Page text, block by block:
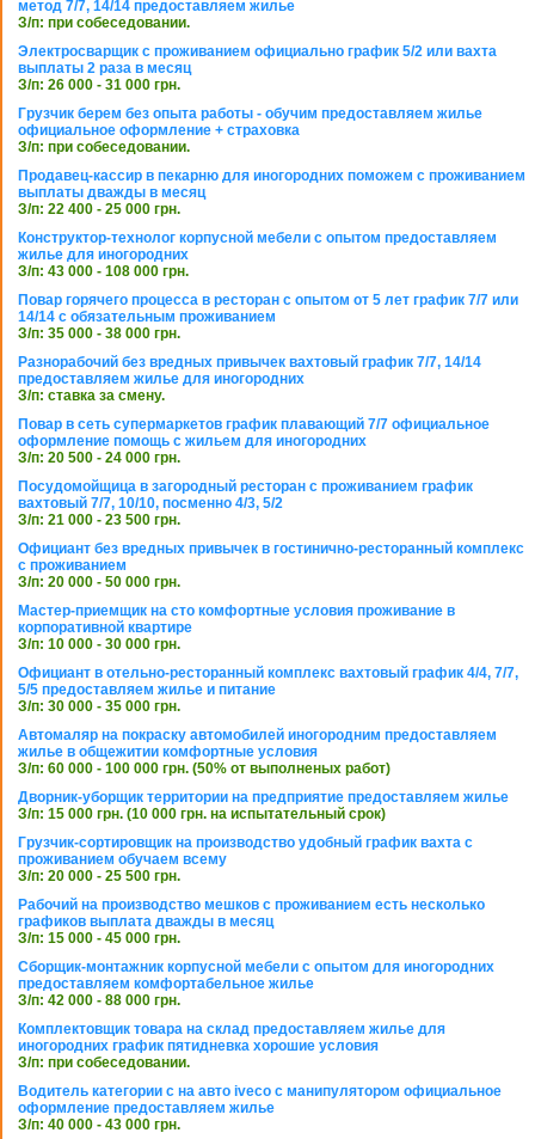
метод 7/7, 14/14 предоставляем жилье
З/п: при собеседовании.
Электросварщик с проживанием официально график 5/2 или вахта
выплаты 2 раза в месяц
З/п: 26 000 - 31 000 грн.
Грузчик берем без опыта работы - обучим предоставляем жилье
официальное оформление + страховка
З/п: при собеседовании.
Продавец-кассир в пекарню для иногородних поможем с проживанием
выплаты дважды в месяц
З/п: 22 400 - 25 000 грн.
Конструктор-технолог корпусной мебели с опытом предоставляем
жилье для иногородних
З/п: 43 000 - 108 000 грн.
Повар горячего процесса в ресторан с опытом от 5 лет график 7/7 или
14/14 с обязательным проживанием
З/п: 35 000 - 38 000 грн.
Разнорабочий без вредных привычек вахтовый график 7/7, 14/14
предоставляем жилье для иногородних
З/п: ставка за смену.
Повар в сеть супермаркетов график плавающий 7/7 официальное
оформление помощь с жильем для иногородних
З/п: 20 500 - 24 000 грн.
Посудомойщица в загородный ресторан с проживанием график
вахтовый 7/7, 10/10, посменно 4/3, 5/2
З/п: 21 000 - 23 500 грн.
Официант без вредных привычек в гостинично-ресторанный комплекс
с проживанием
З/п: 20 000 - 50 000 грн.
Мастер-приемщик на сто комфортные условия проживание в
корпоративной квартире
З/п: 10 000 - 30 000 грн.
Официант в отельно-ресторанный комплекс вахтовый график 4/4, 7/7,
5/5 предоставляем жилье и питание
З/п: 30 000 - 35 000 грн.
Автомаляр на покраску автомобилей иногородним предоставляем
жилье в общежитии комфортные условия
З/п: 60 000 - 100 000 грн. (50% от выполненых работ)
Дворник-уборщик территории на предприятие предоставляем жилье
З/п: 15 000 грн. (10 000 грн. на испытательный срок)
Грузчик-сортировщик на производство удобный график вахта с
проживанием обучаем всему
З/п: 20 000 - 25 500 грн.
Рабочий на производство мешков с проживанием есть несколько
графиков выплата дважды в месяц
З/п: 15 000 - 45 000 грн.
Сборщик-монтажник корпусной мебели с опытом для иногородних
предоставляем комфортабельное жилье
З/п: 42 000 - 88 000 грн.
Комплектовщик товара на склад предоставляем жилье для
иногородних график пятидневка хорошие условия
З/п: при собеседовании.
Водитель категории с на авто iveco с манипулятором официальное
оформление предоставляем жилье
З/п: 40 000 - 43 000 грн.